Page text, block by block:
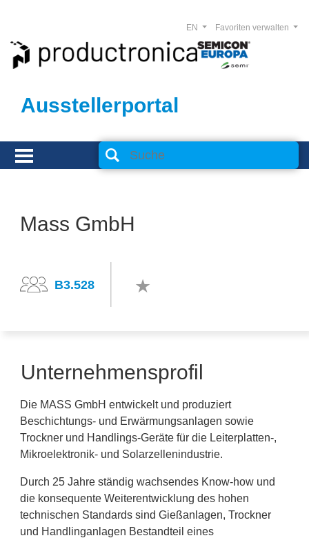
Ausstellerportal
Favoriten verwalten
EN
Mass GmbH
B3.528
Unternehmensprofil
Die MASS GmbH entwickelt und produziert
Beschichtungs- und Erwärmungsanlagen sowie
Trockner und Handlings-Geräte für die Leiterplatten-,
Mikroelektronik- und Solarzellenindustrie.
Durch 25 Jahre ständig wachsendes Know-how und
die konsequente Weiterentwicklung des hohen
technischen Standards sind Gießanlagen, Trockner
und Handlinganlagen Bestandteil eines